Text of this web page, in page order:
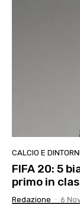
CALCIO E DINTORNI
FIFA 20: 5
primo in
Redazione - 6